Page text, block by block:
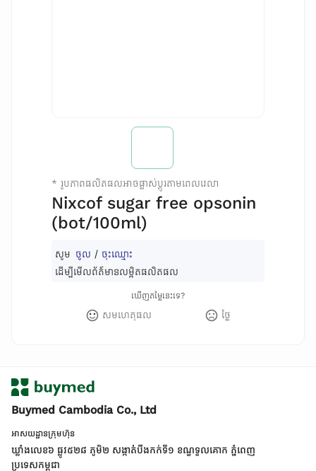
* រូបភាពផលិតផលអាចផ្លាស់ប្តូរតាមពេលវេលា
Nixcof sugar free opsonin
(bot/100ml)
សូម ចូល / ចុះឈ្មោះ
ដើម្បីមើលព័ត៌មានលម្អិតផលិតផល
ឃើញតម្លៃនេះទេ?
សមហេតុផល ថ្លៃ
Buymed Cambodia Co., Ltd
អាសយដ្ឋានក្រុមហ៊ុន
ឃ្លាំងលេខ៦ ផ្លូវ៥២៨ ភូមិ២ សង្កាត់់បឹងកក់ទី១ ខណ្ឌទួលគោក ភ្នំពេញ
ប្រទេសកម្ពុជា